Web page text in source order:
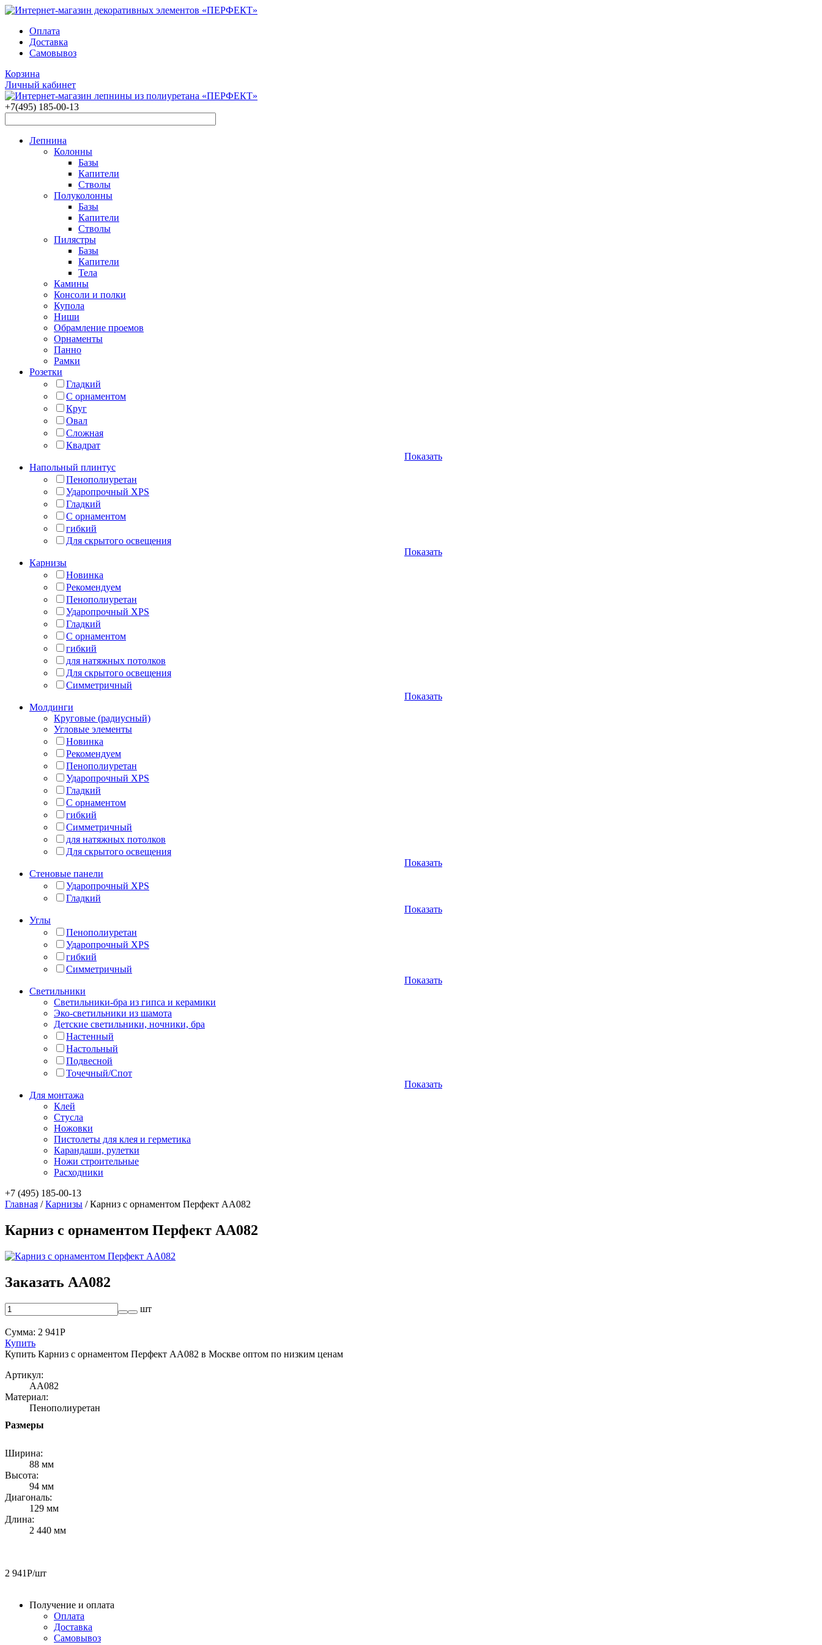
Оплата
Доставка
Самовывоз
Корзина
Личный кабинет
+7(495) 185-00-13
Лепнина
Колонны
Базы
Капители
Стволы
Полуколонны
Базы
Капители
Стволы
Пилястры
Базы
Капители
Тела
Камины
Консоли и полки
Купола
Ниши
Обрамление проемов
Орнаменты
Панно
Рамки
Розетки
Гладкий
С орнаментом
Круг
Овал
Сложная
Квадрат
Показать
Напольный плинтус
Пенополиуретан
Ударопрочный XPS
Гладкий
С орнаментом
гибкий
Для скрытого освещения
Показать
Карнизы
Новинка
Рекомендуем
Пенополиуретан
Ударопрочный XPS
Гладкий
С орнаментом
гибкий
для натяжных потолков
Для скрытого освещения
Симметричный
Показать
Молдинги
Круговые (радиусный)
Угловые элементы
Новинка
Рекомендуем
Пенополиуретан
Ударопрочный XPS
Гладкий
С орнаментом
гибкий
Симметричный
для натяжных потолков
Для скрытого освещения
Показать
Стеновые панели
Ударопрочный XPS
Гладкий
Показать
Углы
Пенополиуретан
Ударопрочный XPS
гибкий
Симметричный
Показать
Светильники
Светильники-бра из гипса и керамики
Эко-светильники из шамота
Детские светильники, ночники, бра
Настенный
Настольный
Подвесной
Точечный/Спот
Показать
Для монтажа
Клей
Стусла
Ножовки
Пистолеты для клея и герметика
Карандаши, рулетки
Ножи строительные
Расходники
+7 (495) 185-00-13
Главная /Карнизы /Карниз с орнаментом Перфект AA082
Карниз с орнаментом Перфект AA082
Заказать AA082
шт
Сумма: 2 941Р
Купить
Купить Карниз с орнаментом Перфект AA082 в Москве оптом по низким ценам
Артикул:
AA082
Материал:
Пенополиуретан
Размеры
Ширина:
88 мм
Высота:
94 мм
Диагональ:
129 мм
Длина:
2 440 мм
2 941Р/шт
Получение и оплата
Оплата
Доставка
Самовывоз